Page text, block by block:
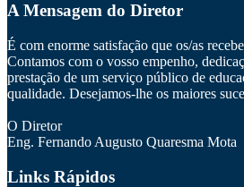
A Mensagem do Diretor
É com enorme satisfação que os/as
Contamos com o vosso empenho,
prestação de um serviço público de
qualidade. Desejamos-lhe os maiores
O Diretor
Eng. Fernando Augusto Quaresma Mota
Links Rápidos